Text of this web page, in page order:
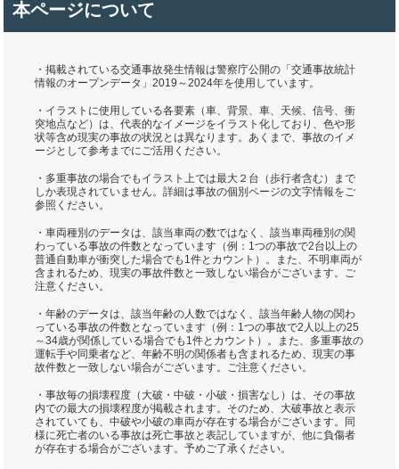
本ページについて
・掲載されている交通事故発生情報は警察庁公開の「交通事故統計
情報のオープンデータ」2019～2024年を使用しています。
・イラストに使用している各要素（車、背景、車、天候、信号、衝
突地点など）は、代表的なイメージをイラスト化しており、色や形
状等含め現実の事故の状況とは異なります。あくまで、事故のイメ
ージとして参考までにご活用ください。
・多重事故の場合でもイラスト上では最大２台（歩行者含む）まで
しか表現されていません。詳細は事故の個別ページの文字情報をご
参照ください。
・車両種別のデータは、該当車両の数ではなく、該当車両種別の関
わっている事故の件数となっています（例：1つの事故で2台以上の
普通自動車が衝突した場合でも1件とカウント）。また、不明車両が
含まれるため、現実の事故件数と一致しない場合がございます。ご
注意ください。
・年齢のデータは、該当年齢の人数ではなく、該当年齢人物の関わ
っている事故の件数となっています（例：1つの事故で2人以上の25
～34歳が関係している場合でも1件とカウント）。また、多重事故の
運転手や同乗者など、年齢不明の関係者も含まれるため、現実の事
故件数と一致しない場合がございます。ご注意ください。
・事故毎の損壊程度（大破・中破・小破・損害なし）は、その事故
内での最大の損壊程度が掲載されます。そのため、大破事故と表示
されていても、中破や小破の車両が存在する場合がございます。同
様に死亡者のいる事故は死亡事故と表記していますが、他に負傷者
が存在する場合がございます。予めご了承ください。